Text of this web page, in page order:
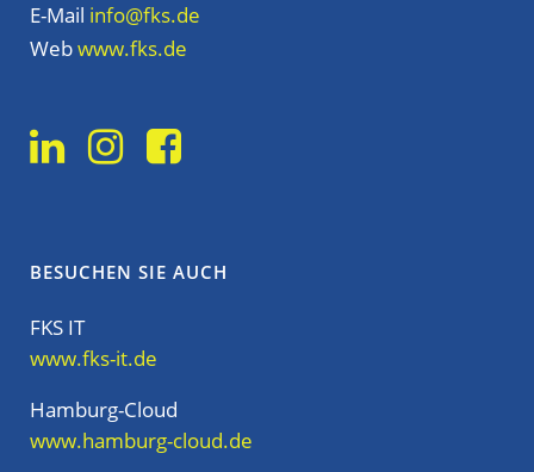
E-Mail info@fks.de
Webwww.fks.de
BESUCHEN SIE AUCH
FKS IT
www.fks-it.de
Hamburg-Cloud
www.hamburg-cloud.de